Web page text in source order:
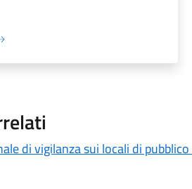
di vigilanza sui locali di